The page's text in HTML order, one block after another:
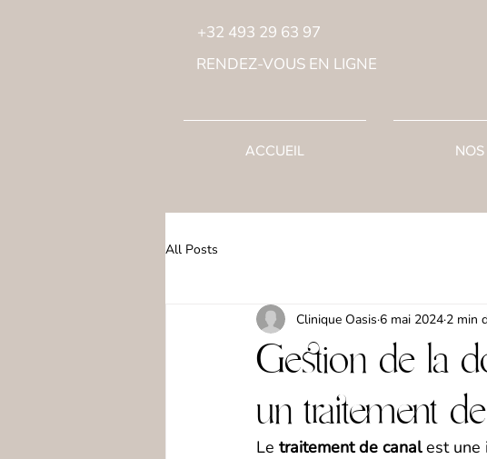
ACCUEIL
+32 493 29 63 97
RENDEZ-VOUS EN LIGNE
All Posts
Gestion de la
un traitement
Clinique Oasis 6 mai 2024 2 min
Le traitement de canal est une